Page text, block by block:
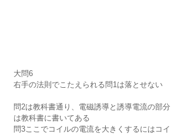
大問6
右手の法則でこたえられる問1は落とせない
問2は教科書通り、電磁誘導と誘導電流の部分
は教科書に書いてある
問3ここでコイルの電流を大きくするにはコイ